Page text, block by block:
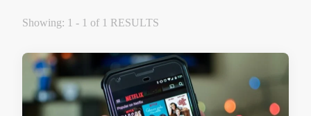
Showing: 1 - 1 of 1 RESULTS